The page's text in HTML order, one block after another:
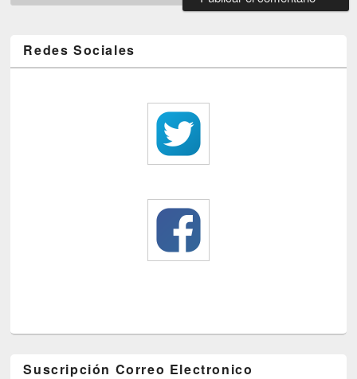
Redes Sociales
Suscripción Correo Electronico